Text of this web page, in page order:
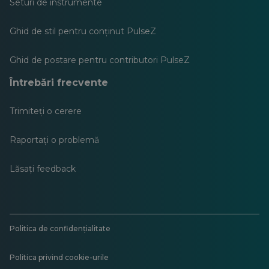
Seturi de instrumente
Ghid de stil pentru conținut PulseZ
Ghid de postare pentru contributori PulseZ
Întrebări frecvente
Trimiteți o cerere
Raportați o problemă
Lăsați feedback
Politica de confidențialitate
Politica privind cookie-urile